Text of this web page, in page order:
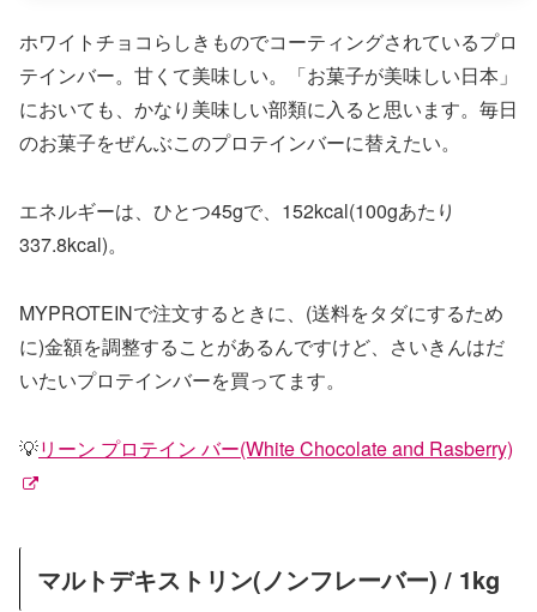
ホワイトチョコらしきものでコーティングされているプロ
テインバー。甘くて美味しい。「お菓子が美味しい日本」
においても、かなり美味しい部類に入ると思います。毎日
のお菓子をぜんぶこのプロテインバーに替えたい。
エネルギーは、ひとつ45gで、152kcal(100gあたり
337.8kcal)。
MYPROTEINで注文するときに、(送料をタダにするため
に)金額を調整することがあるんですけど、さいきんはだ
いたいプロテインバーを買ってます。
💡リーン プロテイン バー(White Chocolate and Rasberry)
マルトデキストリン(ノンフレーバー) / 1kg